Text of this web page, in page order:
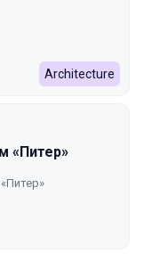
Architecture
«Питер»